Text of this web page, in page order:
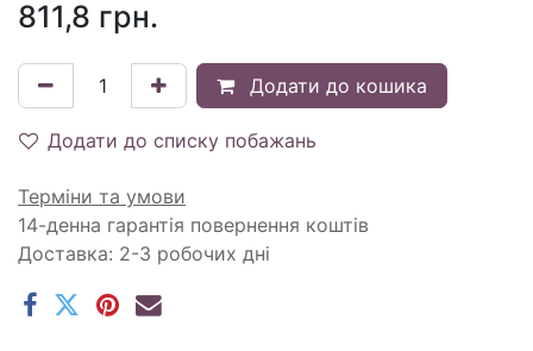
811,8 грн.
Додати до кошика
Додати до списку побажань
Терміни та умови
14-денна гарантія повернення коштів
Доставка: 2-3 робочих дні